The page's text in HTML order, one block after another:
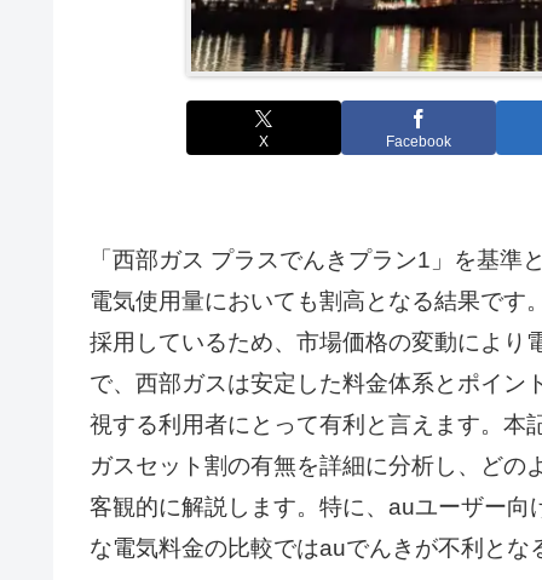
X Facebook
「西部ガス プラスでんきプラン1」を基
電気使用量においても割高となる結果で
採用しているため、市場価格の変動により
で、西部ガスは安定した料金体系とポイン
視する利用者にとって有利と言えます。本
ガスセット割の有無を詳細に分析し、ど
客観的に解説します。特に、auユーザー
な電気料金の比較ではauでんきが不利とな